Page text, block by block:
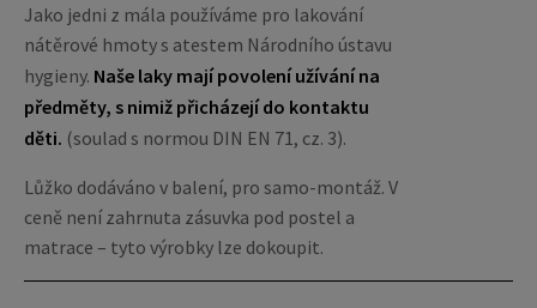
Jako jedni z mála používáme pro lakování
nátěrové hmoty s atestem Národního ústavu
hygieny. Naše laky mají povolení užívání na
předměty, s nimiž přicházejí do kontaktu
děti. (soulad s normou DIN EN 71, cz. 3).
Lůžko dodáváno v balení, pro samo-montáž. V
ceně není zahrnuta zásuvka pod postel a
matrace – tyto výrobky lze dokoupit.